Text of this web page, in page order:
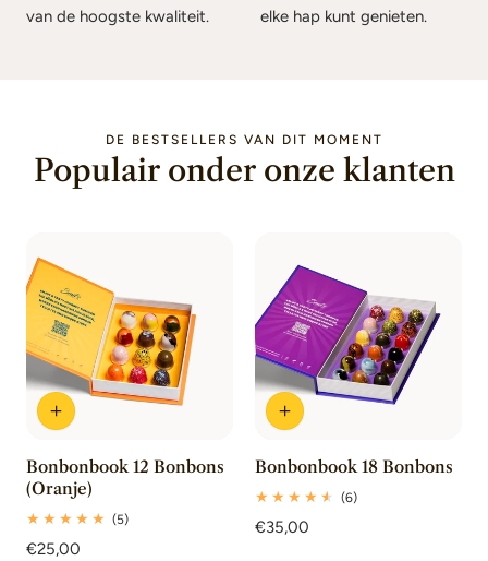
van de hoogste kwaliteit.
elke hap kunt genieten.
DE BESTSELLERS VAN DIT MOMENT
Populair onder onze klanten
Bonbonbook 12 Bonbons
(Oranje)
(5)5
Normale
€25,00
Bonbonbook 18 Bonbons
(6)6
Normale
€35,00